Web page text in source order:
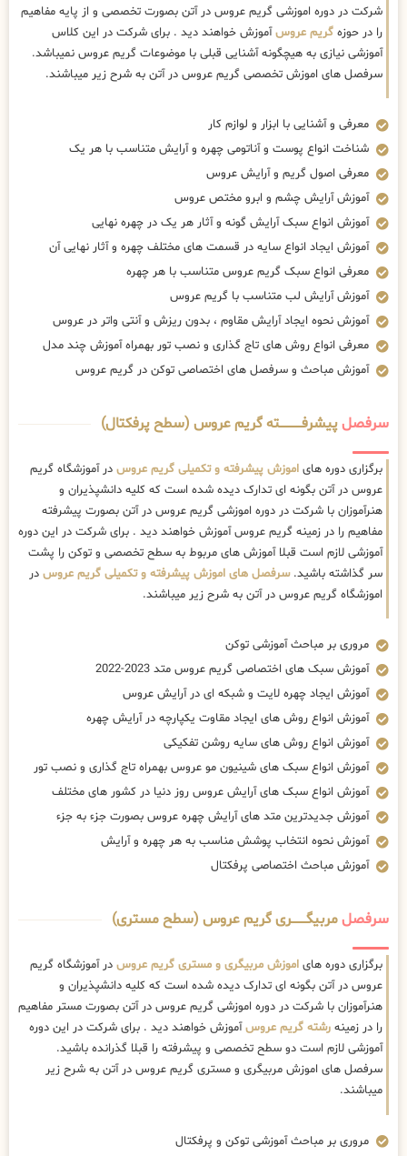
شرکت در دوره اموزشی گریم عروس در آتن بصورت تخصصی و از پایه مفاهیم
را در حوزه گریم عروسآموزش خواهند دید . برای شرکت در این کلاس
آموزشی نیازی به هیچگونه آشنایی قبلی با موضوعات گریم عروس نمیباشد.
سرفصل های اموزش تخصصی گریم عروس در آتن به شرح زیر میباشند.
معرفی و آشنایی با ابزار و لوازم کار
شناخت انواع پوست و آناتومی چهره و آرایش متناسب با هر یک
معرفی اصول گریم و آرایش عروس
آموزش آرایش چشم و ابرو مختص عروس
آموزش انواع سبک آرایش گونه و آثار هر یک در چهره نهایی
آموزش ایجاد انواع سایه در قسمت های مختلف چهره و آثار نهایی آن
معرفی انواع سبک گریم عروس متناسب با هر چهره
آموزش آرایش لب متناسب با گریم عروس
آموزش نحوه ایجاد آرایش مقاوم ، بدون ریزش و آنتی واتر در عروس
معرفی انواع روش های تاج گذاری و نصب تور بهمراه آموزش چند مدل
آموزش مباحث و سرفصل های اختصاصی توکن در گریم عروس
سرفصلپیشرفــــــــــــته گریم عروس (سطح پرفکتال)
برگزاری دوره های اموزش پیشرفته و تکمیلی گریم عروس در آموزشگاه گریم
عروس در آتن بگونه ای تدارک دیده شده است که کلیه دانشپذیران و
هنرآموزان با شرکت در دوره اموزشی گریم عروس در آتن بصورت پیشرفته
مفاهیم را در زمینه گریم عروس آموزش خواهند دید . برای شرکت در این دوره
آموزشی لازم است قبلا آموزش های مربوط به سطح تخصصی و توکن را پشت
سر گذاشته باشید.سرفصل های اموزش پیشرفته و تکمیلی گریم عروس در
اموزشگاه گریم عروس در آتن به شرح زیر میباشند.
مروری بر مباحث آموزشی توکن
آموزش سبک های اختصاصی گریم عروس متد 2023-2022
آموزش ایجاد چهره لایت و شبکه ای در آرایش عروس
آموزش انواع روش های ایجاد مقاوت یکپارچه در آرایش چهره
آموزش انواع روش های سایه روشن تفکیکی
آموزش انواع سبک های شینیون مو عروس بهمراه تاج گذاری و نصب تور
آموزش انواع سبک های آرایش عروس روز دنیا در کشور های مختلف
آموزش جدیدترین متد های آرایش چهره عروس بصورت جزء به جزء
آموزش نحوه انتخاب پوشش مناسب به هر چهره و آرایش
آموزش مباحث اختصاصی پرفکتال
سرفصلمربیگــــــــری گریم عروس (سطح مستری)
برگزاری دوره های اموزش مربیگری و مستری گریم عروس در آموزشگاه گریم
عروس در آتن بگونه ای تدارک دیده شده است که کلیه دانشپذیران و
هنرآموزان با شرکت در دوره اموزشی گریم عروس در آتن بصورت مستر مفاهیم
را در زمینه رشته گریم عروسآموزش خواهند دید . برای شرکت در این دوره
آموزشی لازم است دو سطح تخصصی و پیشرفته را قبلا گذرانده باشید.
سرفصل های اموزش مربیگری و مستری گریم عروس در آتن به شرح زیر
میباشند.
مروری بر مباحث آموزشی توکن و پرفکتال